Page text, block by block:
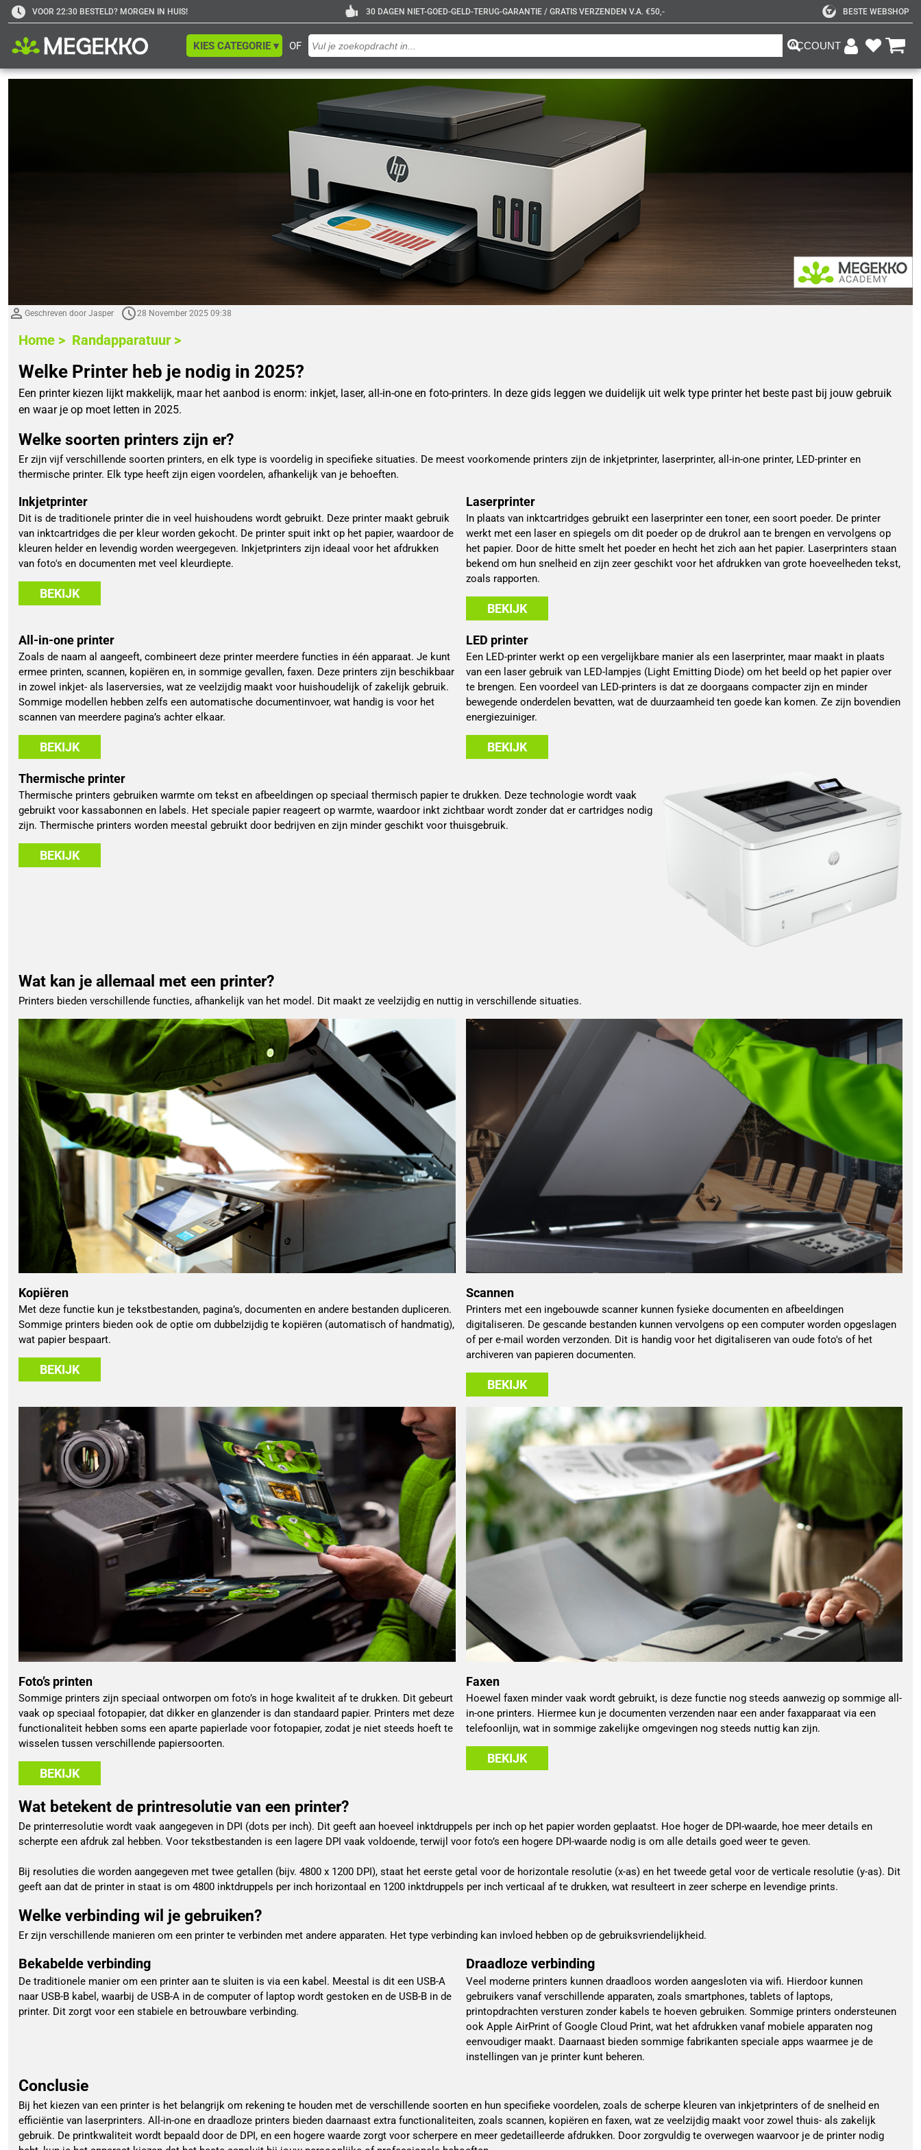
VOOR 22:30 BESTELD? MORGEN IN HUIS! 30 DAGEN NIET-GOED-GELD-TERUG-GARANTIE / GRATIS VERZENDEN V.A. €50,- BESTE WEBSHOP
OF
KIES CATEGORIE ▾ ACCOUNT
Geschreven door Jasper 28 November 2025 09:38
Home > Randapparatuur >
Welke Printer heb je nodig in 2025?
Een printer kiezen lijkt makkelijk, maar het aanbod is enorm: inkjet, laser, all-in-one en foto-printers. In deze gids leggen we duidelijk uit welk type printer het beste past bij jouw gebruik
en waar je op moet letten in 2025.
Welke soorten printers zijn er?
Er zijn vijf verschillende soorten printers, en elk type is voordelig in specifieke situaties. De meest voorkomende printers zijn de inkjetprinter, laserprinter, all-in-one printer, LED-printer en
thermische printer. Elk type heeft zijn eigen voordelen, afhankelijk van je behoeften.
Inkjetprinter
Dit is de traditionele printer die in veel huishoudens wordt gebruikt. Deze printer maakt gebruik
van inktcartridges die per kleur worden gekocht. De printer spuit inkt op het papier, waardoor de
kleuren helder en levendig worden weergegeven. Inkjetprinters zijn ideaal voor het afdrukken
van foto's en documenten met veel kleurdiepte.
BEKIJK
Laserprinter
In plaats van inktcartridges gebruikt een laserprinter een toner, een soort poeder. De printer
werkt met een laser en spiegels om dit poeder op de drukrol aan te brengen en vervolgens op
het papier. Door de hitte smelt het poeder en hecht het zich aan het papier. Laserprinters staan
bekend om hun snelheid en zijn zeer geschikt voor het afdrukken van grote hoeveelheden tekst,
zoals rapporten.
BEKIJK
All-in-one printer
Zoals de naam al aangeeft, combineert deze printer meerdere functies in één apparaat. Je kunt
ermee printen, scannen, kopiëren en, in sommige gevallen, faxen. Deze printers zijn beschikbaar
in zowel inkjet- als laserversies, wat ze veelzijdig maakt voor huishoudelijk of zakelijk gebruik.
Sommige modellen hebben zelfs een automatische documentinvoer, wat handig is voor het
scannen van meerdere pagina’s achter elkaar.
BEKIJK
LED printer
Een LED-printer werkt op een vergelijkbare manier als een laserprinter, maar maakt in plaats
van een laser gebruik van LED-lampjes (Light Emitting Diode) om het beeld op het papier over
te brengen. Een voordeel van LED-printers is dat ze doorgaans compacter zijn en minder
bewegende onderdelen bevatten, wat de duurzaamheid ten goede kan komen. Ze zijn bovendien
energiezuiniger.
BEKIJK
Thermische printer
Thermische printers gebruiken warmte om tekst en afbeeldingen op speciaal thermisch papier te drukken. Deze technologie wordt vaak
gebruikt voor kassabonnen en labels. Het speciale papier reageert op warmte, waardoor inkt zichtbaar wordt zonder dat er cartridges nodig
zijn. Thermische printers worden meestal gebruikt door bedrijven en zijn minder geschikt voor thuisgebruik.
BEKIJK
Wat kan je allemaal met een printer?
Printers bieden verschillende functies, afhankelijk van het model. Dit maakt ze veelzijdig en nuttig in verschillende situaties.
Kopiëren
Met deze functie kun je tekstbestanden, pagina’s, documenten en andere bestanden dupliceren.
Sommige printers bieden ook de optie om dubbelzijdig te kopiëren (automatisch of handmatig),
wat papier bespaart.
BEKIJK
Scannen
Printers met een ingebouwde scanner kunnen fysieke documenten en afbeeldingen
digitaliseren. De gescande bestanden kunnen vervolgens op een computer worden opgeslagen
of per e-mail worden verzonden. Dit is handig voor het digitaliseren van oude foto's of het
archiveren van papieren documenten.
BEKIJK
Foto’s printen
Sommige printers zijn speciaal ontworpen om foto’s in hoge kwaliteit af te drukken. Dit gebeurt
vaak op speciaal fotopapier, dat dikker en glanzender is dan standaard papier. Printers met deze
functionaliteit hebben soms een aparte papierlade voor fotopapier, zodat je niet steeds hoeft te
wisselen tussen verschillende papiersoorten.
BEKIJK
Faxen
Hoewel faxen minder vaak wordt gebruikt, is deze functie nog steeds aanwezig op sommige all-
in-one printers. Hiermee kun je documenten verzenden naar een ander faxapparaat via een
telefoonlijn, wat in sommige zakelijke omgevingen nog steeds nuttig kan zijn.
BEKIJK
Wat betekent de printresolutie van een printer?
De printerresolutie wordt vaak aangegeven in DPI (dots per inch). Dit geeft aan hoeveel inktdruppels per inch op het papier worden geplaatst. Hoe hoger de DPI-waarde, hoe meer details en
scherpte een afdruk zal hebben. Voor tekstbestanden is een lagere DPI vaak voldoende, terwijl voor foto’s een hogere DPI-waarde nodig is om alle details goed weer te geven.
Bij resoluties die worden aangegeven met twee getallen (bijv. 4800 x 1200 DPI), staat het eerste getal voor de horizontale resolutie (x-as) en het tweede getal voor de verticale resolutie (y-as). Dit
geeft aan dat de printer in staat is om 4800 inktdruppels per inch horizontaal en 1200 inktdruppels per inch verticaal af te drukken, wat resulteert in zeer scherpe en levendige prints.
Welke verbinding wil je gebruiken?
Er zijn verschillende manieren om een printer te verbinden met andere apparaten. Het type verbinding kan invloed hebben op de gebruiksvriendelijkheid.
Bekabelde verbinding
De traditionele manier om een printer aan te sluiten is via een kabel. Meestal is dit een USB-A
naar USB-B kabel, waarbij de USB-A in de computer of laptop wordt gestoken en de USB-B in de
printer. Dit zorgt voor een stabiele en betrouwbare verbinding.
Draadloze verbinding
Veel moderne printers kunnen draadloos worden aangesloten via wifi. Hierdoor kunnen
gebruikers vanaf verschillende apparaten, zoals smartphones, tablets of laptops,
printopdrachten versturen zonder kabels te hoeven gebruiken. Sommige printers ondersteunen
ook Apple AirPrint of Google Cloud Print, wat het afdrukken vanaf mobiele apparaten nog
eenvoudiger maakt. Daarnaast bieden sommige fabrikanten speciale apps waarmee je de
instellingen van je printer kunt beheren.
Conclusie
Bij het kiezen van een printer is het belangrijk om rekening te houden met de verschillende soorten en hun specifieke voordelen, zoals de scherpe kleuren van inkjetprinters of de snelheid en
efficiëntie van laserprinters. All-in-one en draadloze printers bieden daarnaast extra functionaliteiten, zoals scannen, kopiëren en faxen, wat ze veelzijdig maakt voor zowel thuis- als zakelijk
gebruik. De printkwaliteit wordt bepaald door de DPI, en een hogere waarde zorgt voor scherpere en meer gedetailleerde afdrukken. Door zorgvuldig te overwegen waarvoor je de printer nodig